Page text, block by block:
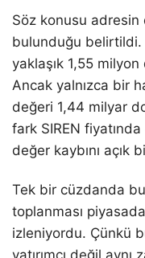
Söz konusu adresin
bulunduğu belirtildi.
yaklaşık 1,55
Ancak yalnızca bir
değeri 1,44 milyar
fark SIREN
değer kaybını açık
Tek bir cüzdanda
toplanması
izleniyordu. Çünkü
yatırımcı değil aynı